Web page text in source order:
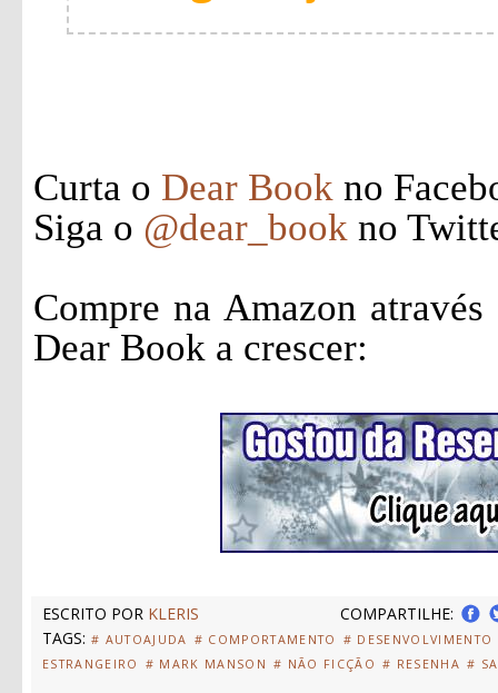
Curta o Dear Book no
Siga o @dear_book no
Compre na Amazon
Dear Book a crescer:
ESCRITO POR KLERIS
COMPARTILHE:
TAGS: # AUTOAJUDA # COMPORTAMENTO
# DESENVOLVIMENTO
ESTRANGEIRO
# MARK MANSON # NÃO FICÇÃO # RESENHA #